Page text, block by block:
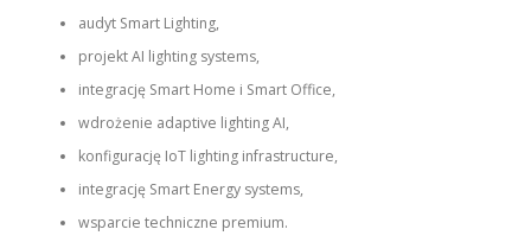
audyt Smart Lighting,
projekt AI lighting systems,
integrację Smart Home i Smart Office,
wdrożenie adaptive lighting AI,
konfigurację IoT lighting infrastructure,
integrację Smart Energy systems,
wsparcie techniczne premium.